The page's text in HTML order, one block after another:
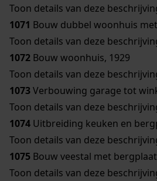
Toon details van deze
1071 Bouw dubbel woonhuis
Toon details van deze
1072 Bouw woonhuis, 1929
Toon details van deze
1073Verbouwing garage tot
Toon details van deze
1074 Uitbreiding keuken en
Toon details van deze
1075 Bouw veestal met
Toon details van deze